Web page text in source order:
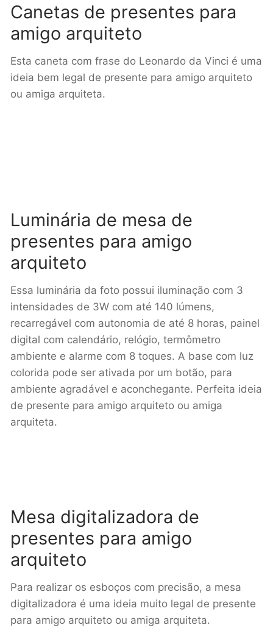
Canetas de presentes para
amigo arquiteto
Esta caneta com frase do Leonardo da Vinci é uma
ideia bem legal de presente para amigo arquiteto
ou amiga arquiteta.
Luminária de mesa de
presentes para amigo
arquiteto
Essa luminária da foto possui iluminação com 3
intensidades de 3W com até 140 lúmens,
recarregável com autonomia de até 8 horas, painel
digital com calendário, relógio, termômetro
ambiente e alarme com 8 toques. A base com luz
colorida pode ser ativada por um botão, para
ambiente agradável e aconchegante. Perfeita ideia
de presente para amigo arquiteto ou amiga
arquiteta.
Mesa digitalizadora de
presentes para amigo
arquiteto
Para realizar os esboços com precisão, a mesa
digitalizadora é uma ideia muito legal de presente
para amigo arquiteto ou amiga arquiteta.